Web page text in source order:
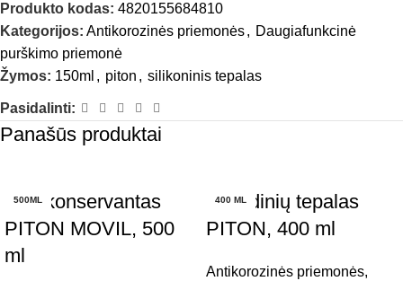
Produkto kodas: 4820155684810
Kategorijos: Antikorozinės priemonės, Daugiafunkcinė
purškimo priemonė
Žymos: 150ml , piton , silikoninis tepalas
Pasidalinti:
Panašūs produktai
500ML
Autokonservantas
PITON MOVIL, 500
ml
400 ML
Grandinių tepalas
PITON, 400 ml
Antikorozinės priemonės,